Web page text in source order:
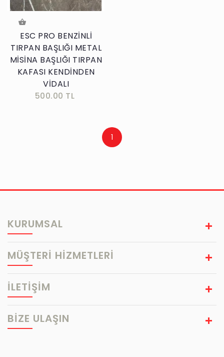
ESC PRO BENZİNLİ
TIRPAN BAŞLIĞI METAL
MİSİNA BAŞLIĞI TIRPAN
KAFASI KENDİNDEN
VİDALI
500.00 TL
1
KURUMSAL
MÜŞTERİ HİZMETLERİ
İLETİŞİM
BIZE ULAŞIN